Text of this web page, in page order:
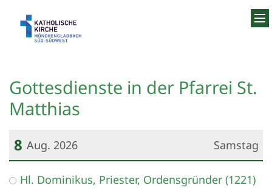
Gottesdienste in der Pfarrei St.
Matthias
Samstag
8 Aug. 2026
Datum: 8. August 2026
Hl. Dominikus, Priester, Ordensgründer (1221)